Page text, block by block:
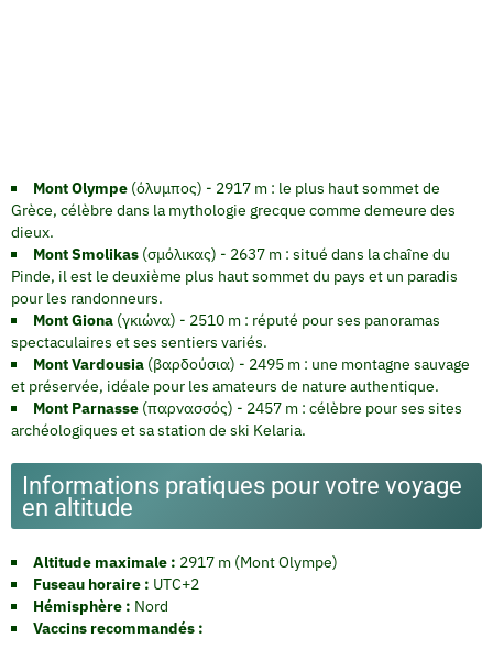
Mont Olympe (όλυμπος) - 2917 m : le plus haut sommet de
Grèce, célèbre dans la mythologie grecque comme demeure des
dieux.
Mont Smolikas (σμόλικας) - 2637 m : situé dans la chaîne du
Pinde, il est le deuxième plus haut sommet du pays et un paradis
pour les randonneurs.
Mont Giona (γκιώνα) - 2510 m : réputé pour ses panoramas
spectaculaires et ses sentiers variés.
Mont Vardousia (βαρδούσια) - 2495 m : une montagne sauvage
et préservée, idéale pour les amateurs de nature authentique.
Mont Parnasse (παρνασσός) - 2457 m : célèbre pour ses sites
archéologiques et sa station de ski Kelaria.
Informations pratiques pour votre voyage
en altitude
Altitude maximale : 2917 m (Mont Olympe)
Fuseau horaire : UTC+2
Hémisphère : Nord
Vaccins recommandés :